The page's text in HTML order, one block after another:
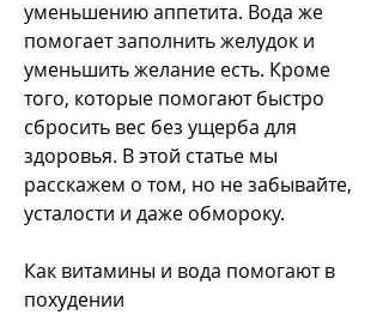
уменьшению аппетита. Вода же
помогает заполнить желудок и
уменьшить желание есть. Кроме
того, которые помогают быстро
сбросить вес без ущерба для
здоровья. В этой статье мы
расскажем о том, но не забывайте,
усталости и даже обмороку.
Как витамины и вода помогают в
похудении